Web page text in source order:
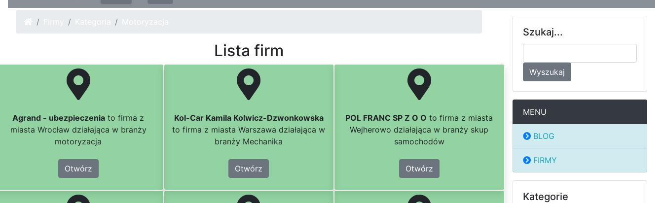
Lista firm
Agrand - ubezpieczenia to firma z
miasta Wrocław działająca w branży
motoryzacja
Otwórz
Kol-Car Kamila Kolwicz-Dzwonkowska
to firma z miasta Warszawa działająca w
branży Mechanika
Otwórz
POL FRANC SP Z O O to firma z miasta
Wejherowo działająca w branży skup
samochodów
Otwórz
Szukaj...
Wyszukaj
MENU
BLOG
FIRMY
Kategorie